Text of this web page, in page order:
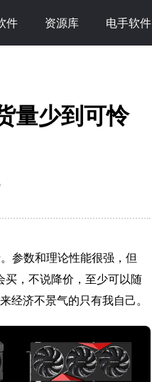
件 资源库 电手软件
量少到可怜
参数和理论性能很强，但
买，不说降价，至少可以随
经济不景气的只有我自己。